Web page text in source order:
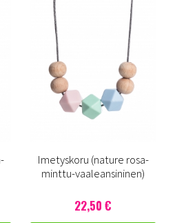
Imetyskoru (nature rosa-
minttu-vaaleansininen)
22,50 €